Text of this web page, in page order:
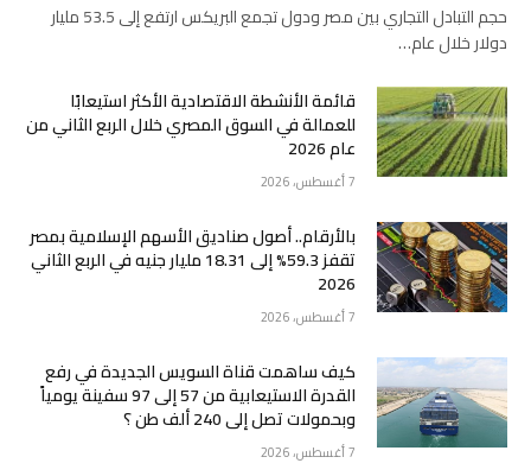
حجم التبادل التجاري بين مصر ودول تجمع البريكس ارتفع إلى 53.5 مليار
دولار خلال عام…
قائمة الأنشطة الاقتصادية الأكثر استيعابًا
للعمالة في السوق المصري خلال الربع الثاني من
عام 2026
7 أغسطس، 2026
بالأرقام.. أصول صناديق الأسهم الإسلامية بمصر
تقفز 59.3% إلى 18.31 مليار جنيه في الربع الثاني
2026
7 أغسطس، 2026
كيف ساهمت قناة السويس الجديدة في رفع
القدرة الاستيعابية من 57 إلى 97 سفينة يومياً
وبحمولات تصل إلى 240 ألف طن ؟
7 أغسطس، 2026